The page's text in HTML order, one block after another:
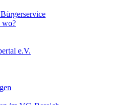
wo?
e.V.